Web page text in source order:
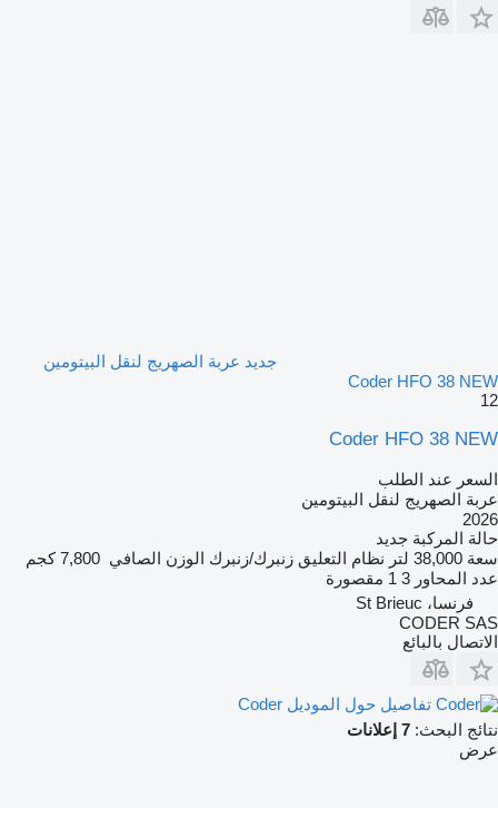
جديد عربة الصهريج لنقل البيتومين
Coder HFO 38 NEW
12
Coder HFO 38 NEW
السعر عند الطلب
عربة الصهريج لنقل البيتومين
2026
حالة المركبة جديد
سعة 38,000 لتر نظام التعليق زنبرك/زنبرك الوزن الصافي 7,800 كجم
عدد المحاور 3 1 مقصورة
فرنسا، St Brieuc
CODER SAS
الاتصال بالبائع
تفاصيل حول الموديل Coder
نتائج البحث: 7 إعلانات
عرض